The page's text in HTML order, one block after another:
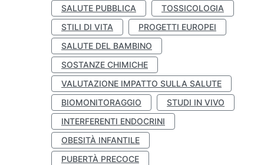
SALUTE PUBBLICA
TOSSICOLOGIA
STILI DI VITA
PROGETTI EUROPEI
SALUTE DEL BAMBINO
SOSTANZE CHIMICHE
VALUTAZIONE IMPATTO SULLA SALUTE
BIOMONITORAGGIO
STUDI IN VIVO
INTERFERENTI ENDOCRINI
OBESITÀ INFANTILE
PUBERTÀ PRECOCE